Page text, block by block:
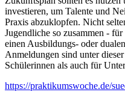
investieren, um Talente und
Praxis abzuklopfen. Nicht
Jugendliche so zusammen -
einen Ausbildungs- oder
Anmeldungen sind unter
Schülerinnen als auch für
https://praktikumswoche.de/